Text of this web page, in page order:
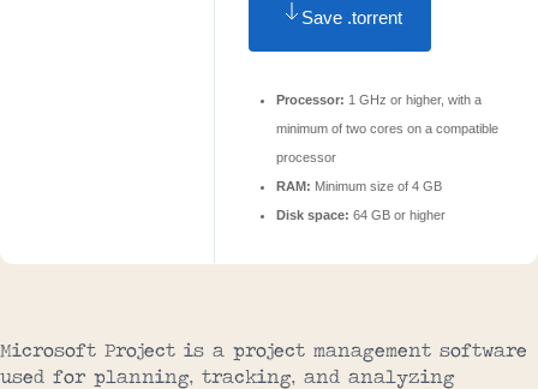
Save .torrent
Processor: 1 GHz or higher, with a
minimum of two cores on a compatible
processor
RAM: Minimum size of 4 GB
Disk space: 64 GB or higher
Microsoft Project is a project management software
used for planning, tracking, and analyzing